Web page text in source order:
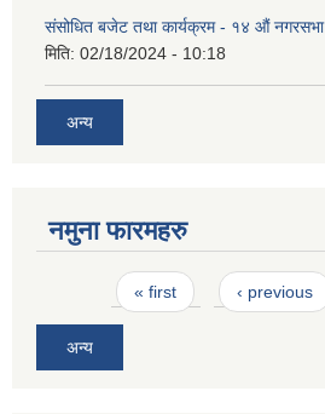
संसोधित बजेट तथा कार्यक्रम - १४ औं नगरसभा
मिति: 02/18/2024 - 10:18
अन्य
नमुना फारमहरु
Pages« first ‹ previous
अन्य